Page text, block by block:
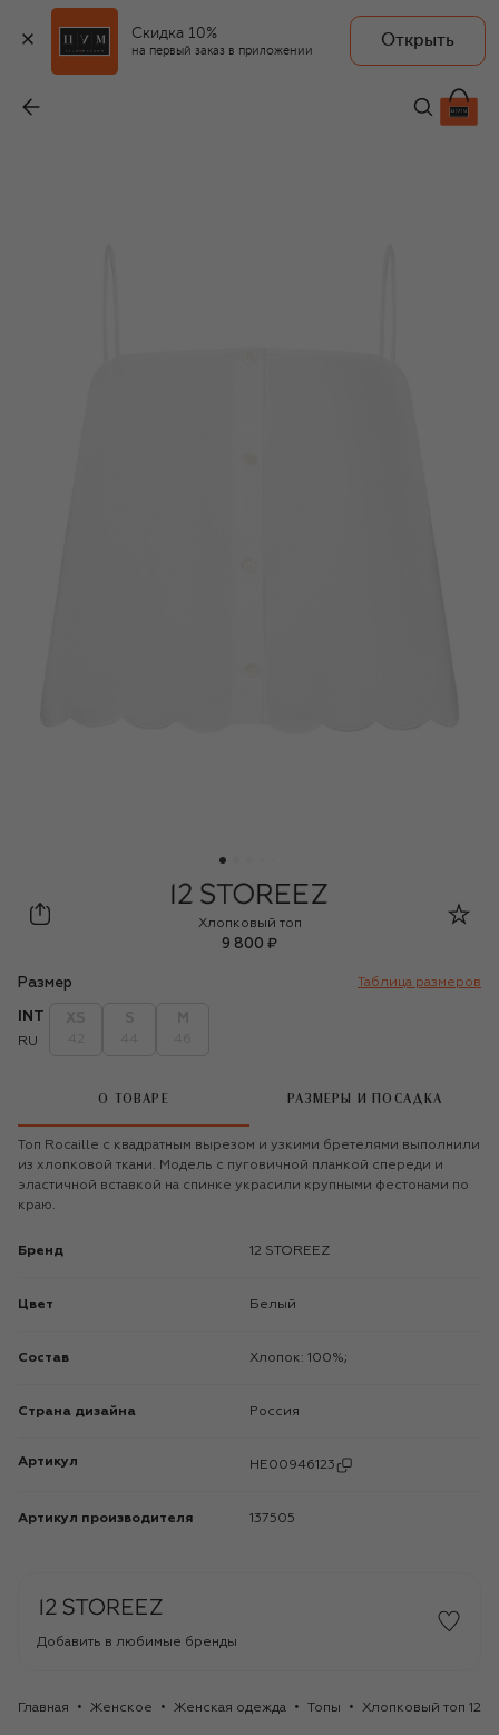
Скидка 10%
на первый заказ в приложении
Открыть
9 800 ₽
12 STOREEZ
Хлопковый топ
9 800 ₽
Размер Таблица размеров
INT
RU
О ТОВАРЕ РАЗМЕРЫ И ПОСАДКА
Топ Rocaille с квадратным вырезом и узкими бретелями выполнили
из хлопковой ткани. Модель с пуговичной планкой спереди и
эластичной вставкой на спинке украсили крупными фестонами по
краю.
Бренд 12 STOREEZ
Цвет Белый
Состав Хлопок: 100%;
Страна дизайна Россия
Артикул HE00946123
Артикул производителя 137505
Добавить в любимые бренды
Главная Женское Женская одежда Топы Хлопковый топ 12